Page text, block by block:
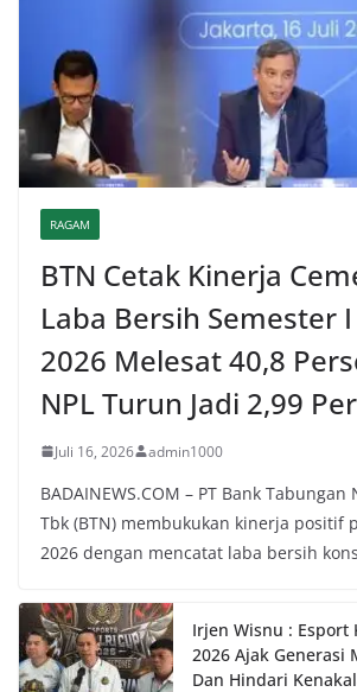
RAGAM
BTN Cetak Kinerja
Laba Bersih Semester
2026 Melesat 40,8
NPL Turun Jadi 2,99
Juli 16, 2026 admin1000
BADAINEWS.COM – PT Bank Tabungan
Tbk (BTN) membukukan kinerja positif
2026 dengan mencatat laba bersih
Irjen Wisnu : Esport
2026 Ajak Generasi
Dan Hindari